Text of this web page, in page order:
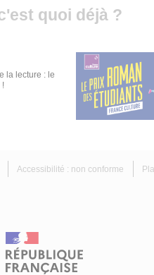
quoi déjà ?
la lecture : le
!
Accessibilité : non conforme